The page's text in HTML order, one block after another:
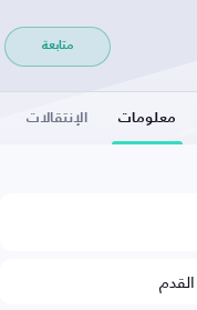
متابعة
معلومات الإنتقالات